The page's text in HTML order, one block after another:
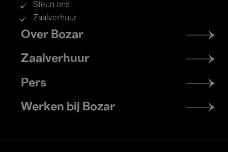
Steun ons
Zaalverhuur
Footer
menu
Over Bozar
Zaalverhuur
Pers
Werken bij Bozar